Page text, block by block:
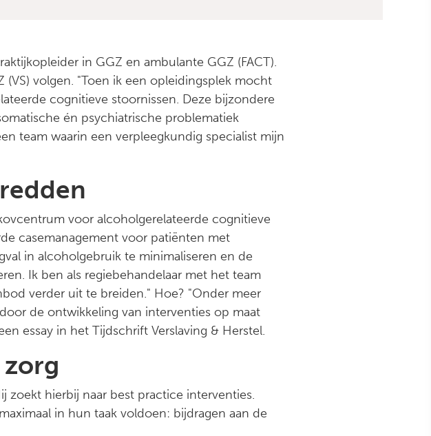
in GGZ en ambulante GGZ (FACT).
volgen. "Toen ik een opleidingsplek mocht
cognitieve stoornissen. Deze bijzondere
én psychiatrische problematiek
team waarin een verpleegkundig specialist mijn
voor alcoholgerelateerde cognitieve
casemanagement voor patiënten met
in alcoholgebruik te minimaliseren en de
Ik ben als regiebehandelaar met het team
verder uit te breiden." Hoe? "Onder meer
de ontwikkeling van interventies op maat
essay in het Tijdschrift Verslaving & Herstel.
zoekt hierbij naar best practice interventies.
in hun taak voldoen: bijdragen aan de